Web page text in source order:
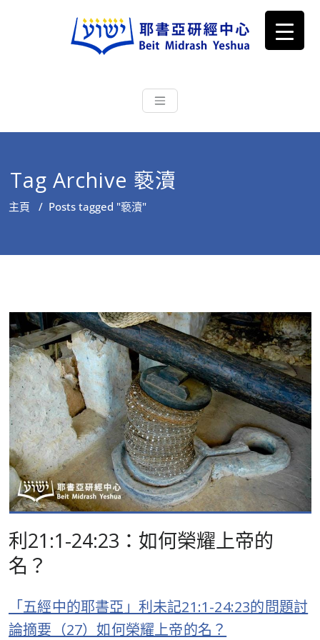
耶書亞研經中心
根源明白聖經，成為更好的門徒
Tag Archive 褻瀆
主頁 / Posts tagged "褻瀆"
利21:1-24:23：如何榮耀上帝的
名？
「五經中的耶書亞」利未記21:1-24:23的問題討
論摘要（27）如何榮耀上帝的名？